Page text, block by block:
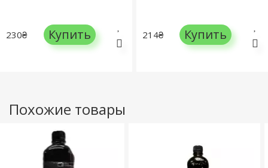
230₴ Купить 214₴ Купить
Похожие товары